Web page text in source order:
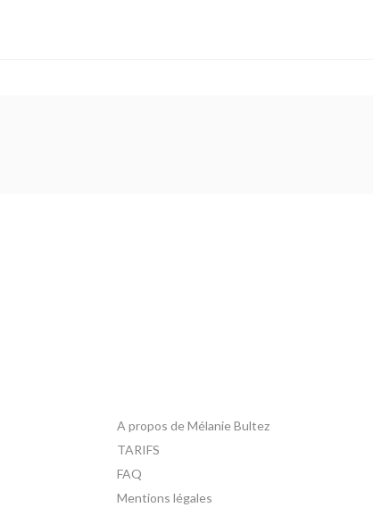
A propos de Mélanie Bultez
TARIFS
FAQ
Mentions légales